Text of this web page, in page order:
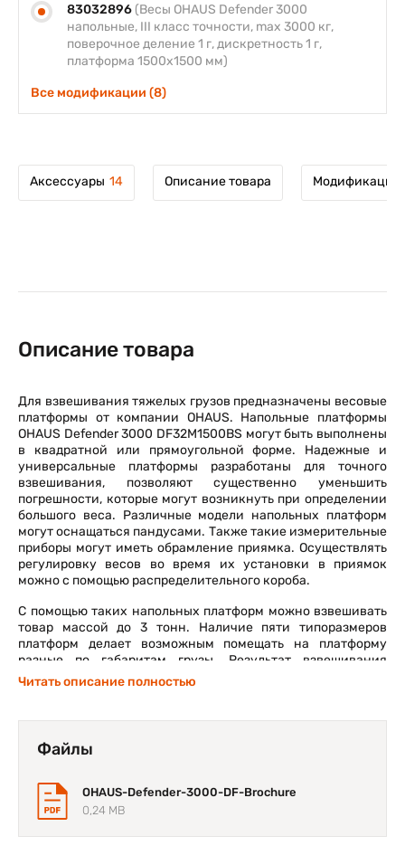
83032896 (Весы OHAUS Defender 3000
напольные, III класс точности, max 3000 кг,
поверочное деление 1 г, дискретность 1 г,
платформа 1500х1500 мм)
Все модификации (8)
Аксессуары 14 Описание товара Модификации
Описание товара
Для взвешивания тяжелых грузов предназначены весовые
платформы от компании OHAUS. Напольные платформы
OHAUS Defender 3000 DF32M1500BS могут быть выполнены
в квадратной или прямоугольной форме. Надежные и
универсальные платформы разработаны для точного
взвешивания, позволяют существенно уменьшить
погрешности, которые могут возникнуть при определении
большого веса. Различные модели напольных платформ
могут оснащаться пандусами. Также такие измерительные
приборы могут иметь обрамление приямка. Осуществлять
регулировку весов во время их установки в приямок
можно с помощью распределительного короба.
С помощью таких напольных платформ можно взвешивать
товар массой до 3 тонн. Наличие пяти типоразмеров
платформ делает возможным помещать на платформу
разные по габаритам грузы. Результат взвешивания
отображается на специальном индикаторе, который имеет
OHAUS Defender 3000
Большая грузоподъемность;
Читать описание полностью
Файлы
OHAUS-Defender-3000-DF-Brochure
0,24 MB